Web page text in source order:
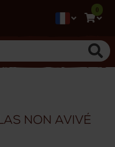
0
non avivé